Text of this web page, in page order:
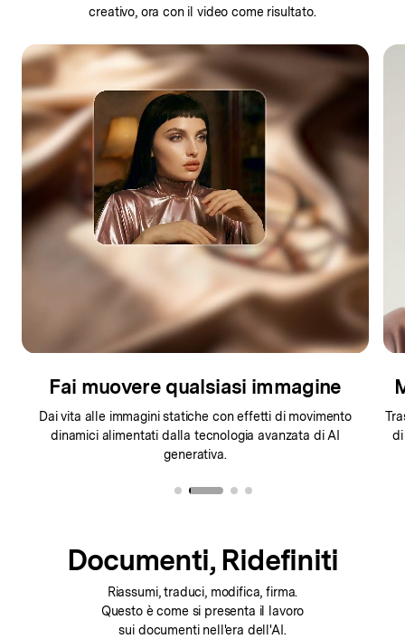
creativo,ora con il video come risultato.
Fai muovere qualsiasi immagine
Dai vita alle immagini statiche con effetti di movimento
dinamici alimentati dalla tecnologia avanzata di AI
generativa.
di
Documenti, Ridefiniti
Riassumi, traduci, modifica, firma.
Questo è come si presenta il lavoro
sui documenti nell'era dell'AI.